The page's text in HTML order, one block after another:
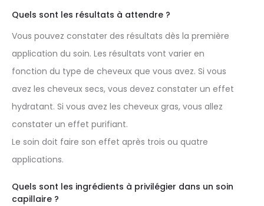
Quels sont les résultats à attendre ?
Vous pouvez constater des résultats dès la première
application du soin. Les résultats vont varier en
fonction du type de cheveux que vous avez. Si vous
avez les cheveux secs, vous devez constater un effet
hydratant. Si vous avez les cheveux gras, vous allez
constater un effet purifiant.
Le soin doit faire son effet après trois ou quatre
applications.
Quels sont les ingrédients à privilégier dans un soin
capillaire ?